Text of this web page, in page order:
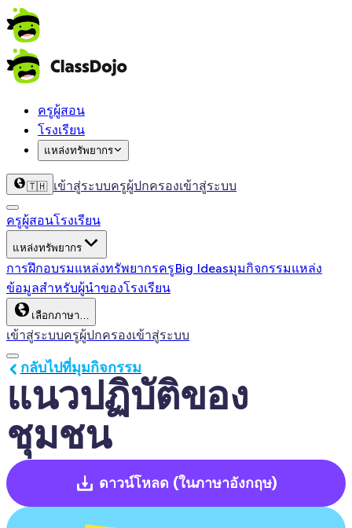
ครูผู้สอน
โรงเรียน
แหล่งทรัพยากร
🇹🇭 เข้าสู่ระบบครูผู้ปกครองเข้าสู่ระบบ
ครูผู้สอนโรงเรียน
แหล่งทรัพยากร
การฝึกอบรมแหล่งทรัพยากรครูBig Ideasมุมกิจกรรมแหล่ง
ข้อมูลสำหรับผู้นำของโรงเรียน
เลือกภาษา…
เข้าสู่ระบบครูผู้ปกครองเข้าสู่ระบบ
แนวปฏิบัติของ
ชุมชน
กลับไปที่มุมกิจกรรม
ดาวน์โหลด (ในภาษาอังกฤษ)